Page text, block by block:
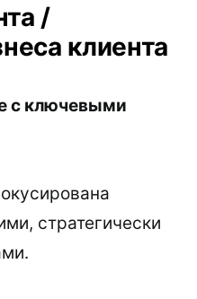
/
клиента
с ключевыми
стратегически